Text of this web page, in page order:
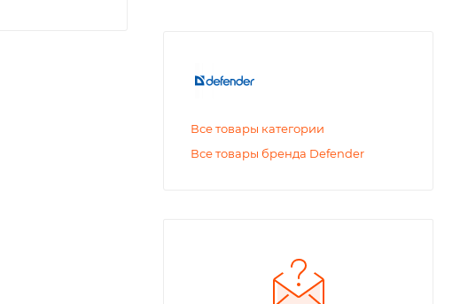
Все товары категории
Все товары бренда Defender